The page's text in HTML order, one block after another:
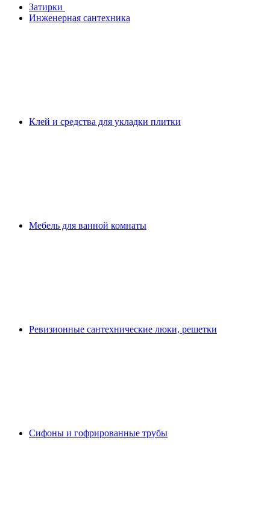
Затирки
Инженерная сантехника
Клей и средства для укладки плитки
Мебель для ванной комнаты
Ревизионные сантехнические люки, решетки
Сифоны и гофрированные трубы